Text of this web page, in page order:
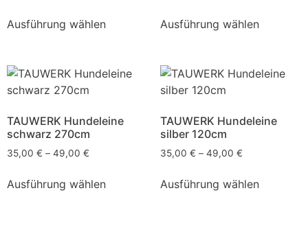
Ausführung wählen Ausführung wählen
TAUWERK Hundeleine
schwarz 270cm
35,00 € – 49,00 €
Ausführung wählen
TAUWERK Hundeleine
silber 120cm
35,00 € – 49,00 €
Ausführung wählen